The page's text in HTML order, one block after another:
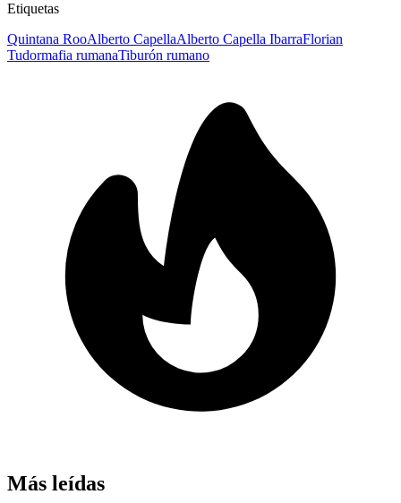
Etiquetas
Quintana RooAlberto CapellaAlberto Capella IbarraFlorian
Tudormafia rumanaTiburón rumano
Más leídas